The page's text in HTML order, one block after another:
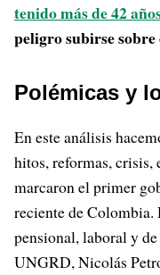
tenido más de 42
peligro subirse sobre
Polémicas y
En este análisis
hitos, reformas, crisis,
marcaron el primer
reciente de Colombia.
pensional, laboral y
UNGRD, Nicolás